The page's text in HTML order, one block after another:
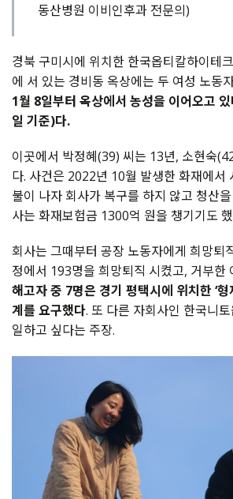
동산병원 이비인후과 전문의)
경북 구미시에 위치한 한국옵티칼하이테
에 서 있는 경비동 옥상에는 두 여성 노동
1월 8일부터 옥상에서 농성을 이어오고
일 기준)다.
이곳에서 박정혜(39) 씨는 13년, 소현숙
다. 사건은 2022년 10월 발생한 화재에서
불이 나자 회사가 복구를 하지 않고 청산
사는 화재보험금 1300억 원을 챙기기도
회사는 그때부터 공장 노동자에게 희망퇴
정에서 193명을 희망퇴직 시켰고, 거부한
해고자 중 7명은 경기 평택시에 위치한 ‘형
계를 요구했다. 또 다른 자회사인 한국니
일하고 싶다는 주장.